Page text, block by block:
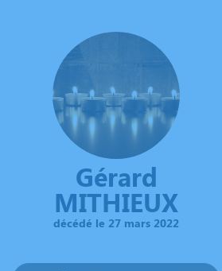
Gérard
MITHIEUX
décédé le 27 mars 2022